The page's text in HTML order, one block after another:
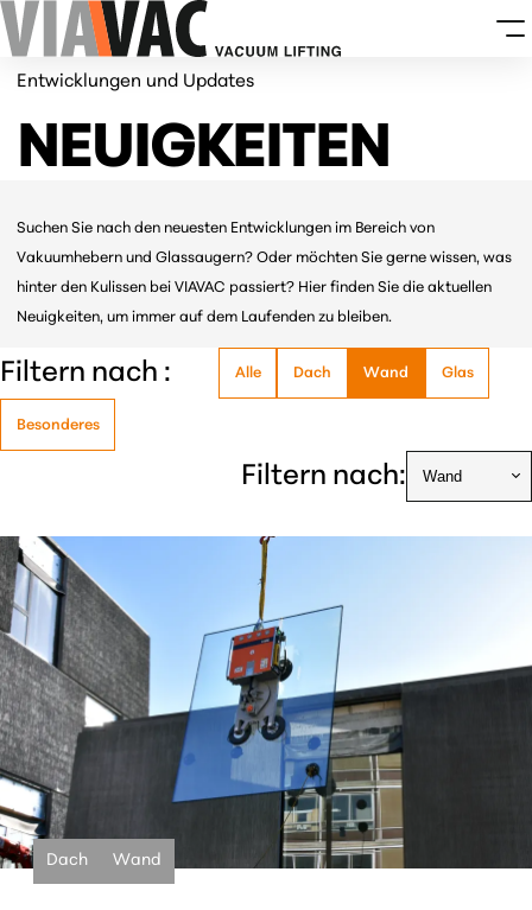
Entwicklungen und Updates
NEUIGKEITEN
Suchen Sie nach den neuesten Entwicklungen im Bereich von
Vakuumhebern und Glassaugern? Oder möchten Sie gerne wissen, was
hinter den Kulissen bei VIAVAC passiert? Hier finden Sie die aktuellen
Neuigkeiten, um immer auf dem Laufenden zu bleiben.
Filtern nach : Alle Dach Wand Glas
Besonderes
Filtern nach:
Dach Wand